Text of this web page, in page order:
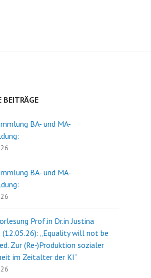
BEITRÄGE
BA- und MA-
BA- und MA-
Prof.in Dr.in Justina
(12.05.26): „Equality will not be
Zur (Re-)Produktion sozialer
im Zeitalter der KI“